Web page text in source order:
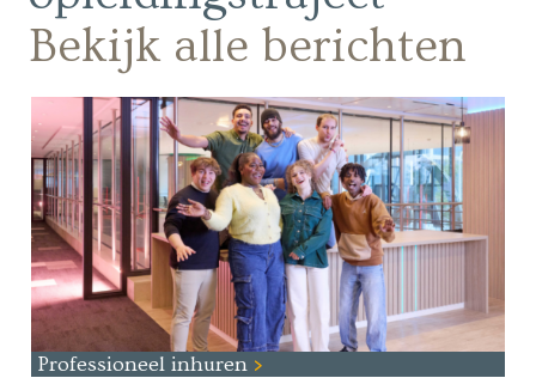
Bekijk alle berichten
Professioneel inhuren